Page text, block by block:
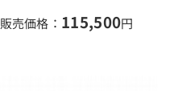
販売価格： 115,500円